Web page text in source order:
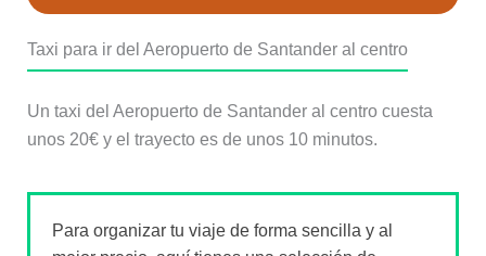
Taxi para ir del Aeropuerto de Santander al centro
Un taxi del Aeropuerto de Santander al centro cuesta
unos 20€ y el trayecto es de unos 10 minutos.
Para organizar tu viaje de forma sencilla y al